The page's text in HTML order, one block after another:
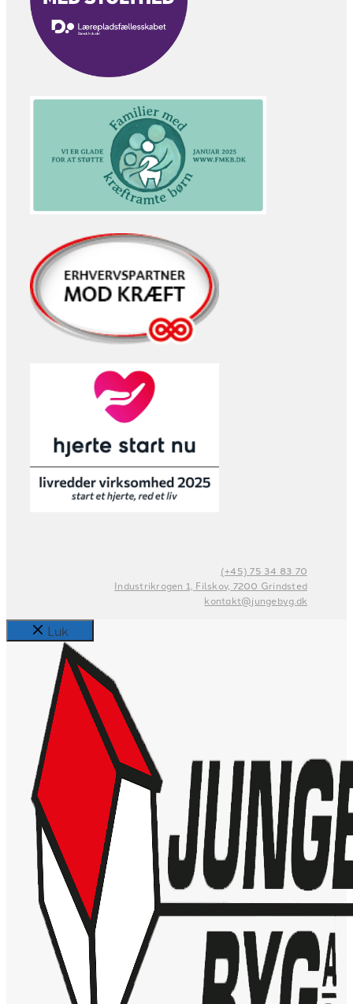
(+45) 75 34 83 70
Industrikrogen 1, Filskov, 7200 Grindsted
kontakt@jungebyg.dk
Luk